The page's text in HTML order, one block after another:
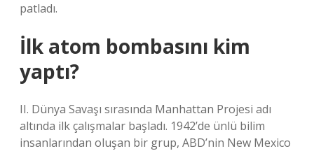
patladı.
İlk atom bombasını kim
yaptı?
II. Dünya Savaşı sırasında Manhattan Projesi adı
altında ilk çalışmalar başladı. 1942’de ünlü bilim
insanlarından oluşan bir grup, ABD’nin New Mexico